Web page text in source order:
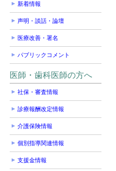
新着情報
声明・談話・論壇
医療改善・署名
パブリックコメント
医師・歯科医師の方へ
社保・審査情報
診療報酬改定情報
介護保険情報
個別指導関連情報
支援金情報